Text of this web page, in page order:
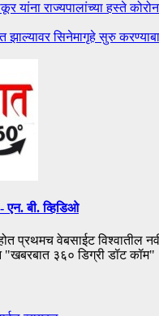
यांना राज्यपालांच्या हस्ते
झाल्यावर सिनेमागृहे सुरु
एन. बी. व्हिडिओ
प्रथमच वेबसाईट विश्वातील
"खबरबात ३६० डिग्री डॉट कॉम"